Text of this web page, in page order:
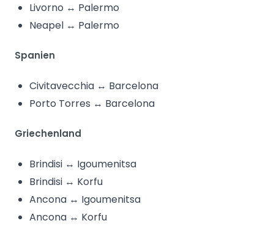
Livorno ↔ Palermo
Neapel ↔ Palermo
Spanien
Civitavecchia ↔ Barcelona
Porto Torres ↔ Barcelona
Griechenland
Brindisi ↔ Igoumenitsa
Brindisi ↔ Korfu
Ancona ↔ Igoumenitsa
Ancona ↔ Korfu